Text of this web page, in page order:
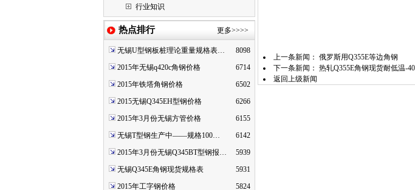
行业知识
热点排行 更多>>>>
无锡U型钢板桩理论重量规格表…
8098
2015年无锡q420c角钢价格
6714
2015年铁塔角钢价格
6502
2015无锡Q345EH型钢价格
6266
2015年3月份无锡方管价格
6155
无锡T型钢生产中——规格100…
6142
2015年3月份无锡Q345BT型钢报…
5939
无锡Q345E角钢现货规格表
5931
2015年工字钢价格
5824
上一条新闻： 俄罗斯用Q355E等边角钢
下一条新闻： 热轧Q355E角钢现货耐低温-
返回上级新闻